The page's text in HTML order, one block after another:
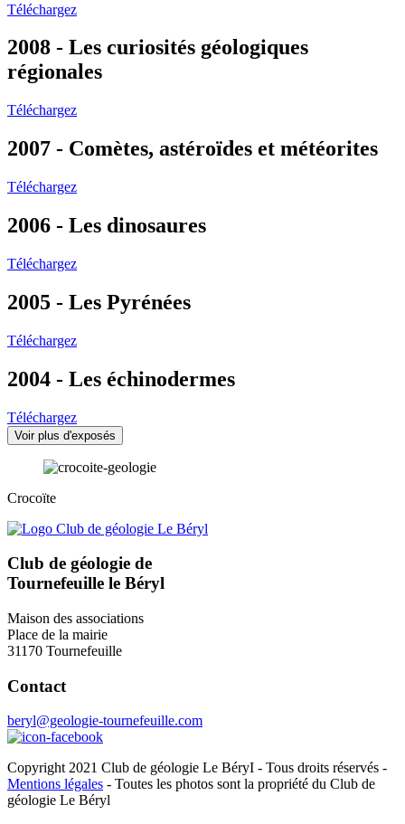
Téléchargez
2008 - Les curiosités géologiques
régionales
Téléchargez
2007 - Comètes, astéroïdes et météorites
Téléchargez
2006 - Les dinosaures
Téléchargez
2005 - Les Pyrénées
Téléchargez
2004 - Les échinodermes
Téléchargez
Voir plus d'exposés
Crocoïte
Club de géologie de
Tournefeuille le Béryl
Maison des associations
Place de la mairie
31170 Tournefeuille
Contact
beryl@geologie-tournefeuille.com
Copyright 2021 Club de géologie Le BéryI - Tous droits réservés -
Mentions légales - Toutes les photos sont la propriété du Club de
géologie Le Béryl